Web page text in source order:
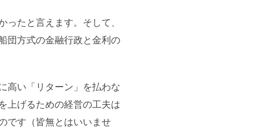
たと言えます。そして、
団方式の金融行政と金利の
高い「リターン」を払わな
上げるための経営の工夫は
です（皆無とはいいませ